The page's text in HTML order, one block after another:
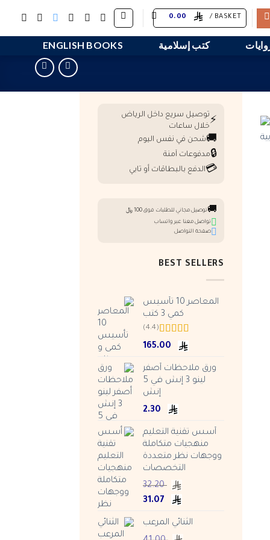
BASKET /
كتب إسلامية ENGLISH BOOKS
⚡
توصيل سريع داخل الرياض
خلال ساعات
🚚شحن في نفس اليوم
🔒مدفوعات آمنة
💳الدفع بالبطاقات أو تابي
🚚 توصيل مجاني للطلبات فوق 100 ﷼
تواصل معنا عبر واتساب
صفحة التواصل
BEST SELLERS
المعاصر 10 تأسيس
كمي 3 كتب
Rated4.38
out of 5
(4.4)
ورق ملاحظات أصفر
لينو 3 إنش في 5
إنش
أسس تقنية التعليم
منهجيات متكاملة
ووجهات نظر متعددة
التخصصات
32.20
Original
ر.س 32.20.
Current
الثنائي المرعب